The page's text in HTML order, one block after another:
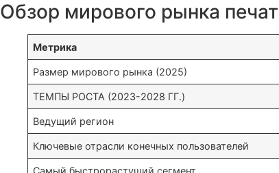
Обзор мирового рынка
Метрика
Размер мирового рынка (2025)
ТЕМПЫ РОСТА (2023-2028 ГГ.)
Ведущий регион
Ключевые отрасли конечных пользователей